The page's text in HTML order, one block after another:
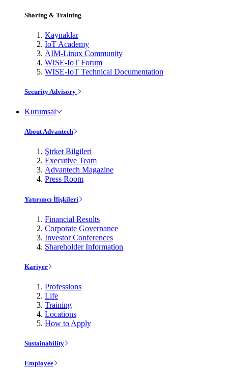
Sharing & Training
Kaynaklar
IoT Academy
AIM-Linux Community
WISE-IoT Forum
WISE-IoT Technical Documentation
Security Advisory
Kurumsal
About Advantech
Şirket Bilgileri
Executive Team
Advantech Magazine
Press Room
Yatırımcı İlişkileri
Financial Results
Corporate Governance
Investor Conferences
Shareholder Information
Kariyer
Professions
Life
Training
Locations
How to Apply
Sustainability
Employee